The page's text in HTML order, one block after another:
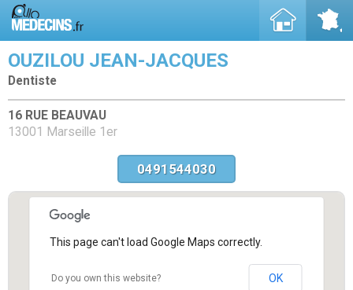
OUZILOU JEAN-JACQUES
Dentiste
16 RUE BEAUVAU
13001 Marseille 1er
0491544030
This page can't load Google Maps correctly.
Do you own this website? OK